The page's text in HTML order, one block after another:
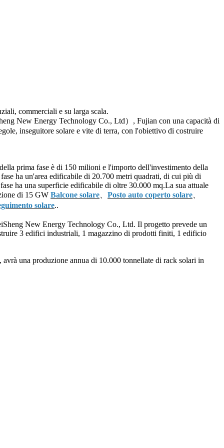
commerciali e su larga scala.
New Energy Technology Co., Ltd）, Fujian con una capacità di
inseguitore solare e vite di terra, con l'obiettivo di costruire
prima fase è di 150 milioni e l'importo dell'investimento della
ha un'area edificabile di 20.700 metri quadrati, di cui più di
ha una superficie edificabile di oltre 30.000 mq.La sua attuale
di 15 GW Balcone solare Posto auto coperto solare
solare..
New Energy Technology Co., Ltd. Il progetto prevede un
3 edifici industriali, 1 magazzino di prodotti finiti, 1 edificio
una produzione annua di 10.000 tonnellate di rack solari in